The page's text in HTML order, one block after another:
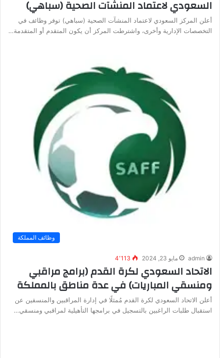
السعودي لاعتماد المنشآت الصحية (سباهي)
أعلن المركز السعودي لاعتماد المنشآت الصحية (سباهي) توفر وظائف في
التخصصات الإدارية وأخرى، واشترطت المركز أن يكون المتقدم أو المتقدمة…
وظائف المملكة
admin مايو 23, 2024 4٬113
الاتحاد السعودي لكرة القدم (برامج مراقبي
ومنسقي المباريات) في عدة مناطق بالمملكة
أعلن الاتحاد السعودي لكرة القدم مُمثلًا في إدارة المراقبين والمنسقين عن
استقبال طلبات الراغبين بالتسجيل في برامجها التأهيلية لمراقبي ومنسقي…